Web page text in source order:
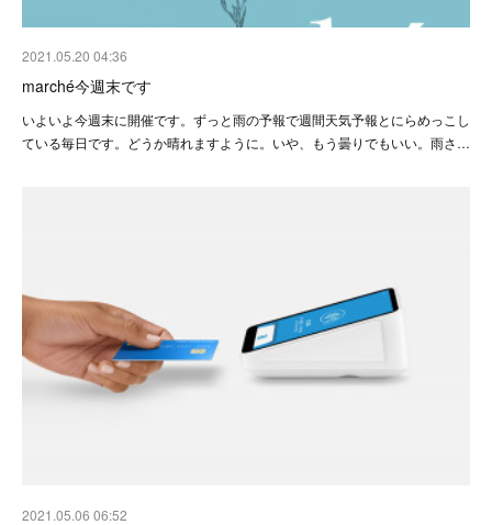
2021.05.20 04:36
marché今週末です
いよいよ今週末に開催です。ずっと雨の予報で週間天気予報とにらめっこし
ている毎日です。どうか晴れますように。いや、もう曇りでもいい。雨さ…
2021.05.06 06:52